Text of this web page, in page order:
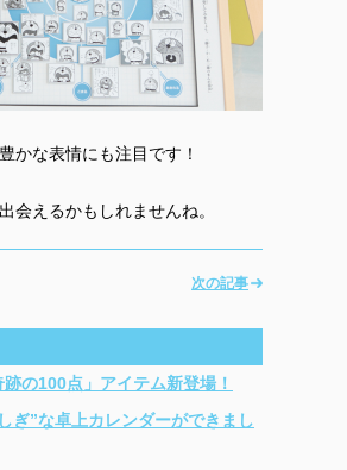
かな表情にも注目です！
会えるかもしれませんね。
次の記事
の100点」アイテム新登場！
ぎ”な卓上カレンダーができまし